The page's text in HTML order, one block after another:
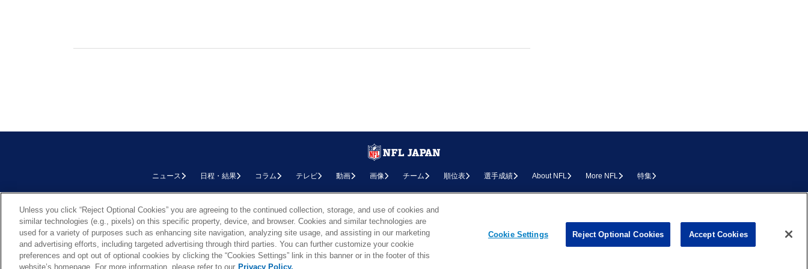
ニュース 日程・結果 コラム テレビ 動画 画像 チーム 順位表 選手成績 About NFL More NFL 特集
Copyright © NFL JAPAN.COM.All Rights Reserved.
Copyright © LY Corporation. All Rights Reserved.
PHOTO BY AP Images / PHOTO BY Getty Images
Cookie Settings
Unless you click “Reject Optional Cookies” you are agreeing to the continued collection, storage, and use of cookies and
similar technologies (e.g., pixels) on this specific property, device, and browser. Cookies and similar technologies are
used for a variety of purposes such as enhancing site navigation, analyzing site usage, and assisting in our marketing
and advertising efforts, including targeted advertising through third parties. You can further customize your cookie
preferences and opt out of optional cookies by clicking the “Cookies Settings” link in this banner or in the footer of this
website’s homepage. For more information, please refer to our Privacy Policy.
Cookie Settings Reject Optional Cookies Accept Cookies